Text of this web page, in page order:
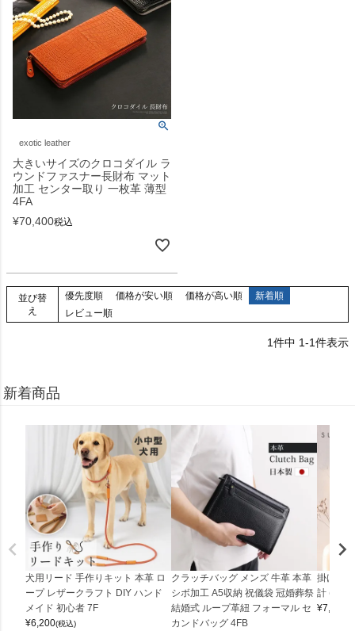
exotic leather
大きいサイズのクロコダイル ラ
ウンドファスナー長財布 マット
加工 センター取り 一枚革 薄型
4FA
¥70,400税込
並び替
え
優先度順 価格が安い順 価格が高い順
新着順
レビュー順
1件中 1-1件表示
新着商品
犬用リード 手作りキット 本革 ロ
ープ レザークラフト DIY ハンド
メイド 初心者 7F
¥6,200(税込)
クラッチバッグ メンズ 牛革 本革
シボ加工 A5収納 祝儀袋 冠婚葬祭
結婚式 ループ革紐 フォーマル セ
カンドバッグ 4FB
掛け時
計
¥7,150